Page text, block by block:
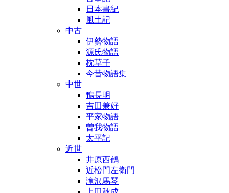
日本書紀
風土記
中古
伊勢物語
源氏物語
枕草子
今昔物語集
中世
鴨長明
吉田兼好
平家物語
曽我物語
太平記
近世
井原西鶴
近松門左衛門
滝沢馬琴